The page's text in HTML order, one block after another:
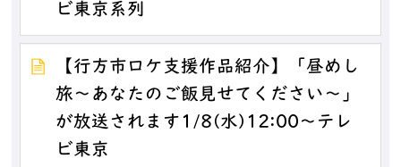
ビ東京系列
【行方市ロケ支援作品紹介】「昼めし
旅～あなたのご飯見せてください～」
が放送されます1/8(水)12:00～テレ
ビ東京